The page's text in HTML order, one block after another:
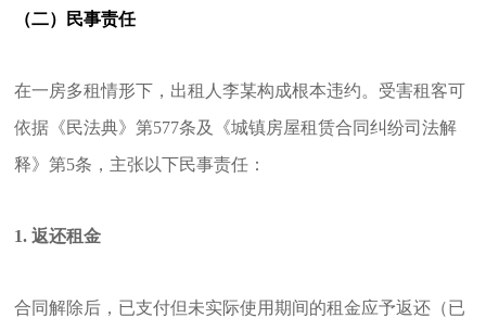
（二）民事责任
在一房多租情形下，出租人李某构成根本违约。受害租客可
依据《民法典》第577条及《城镇房屋租赁合同纠纷司法解
释》第5条，主张以下民事责任：
1. 返还租金
合同解除后，已支付但未实际使用期间的租金应予返还（已